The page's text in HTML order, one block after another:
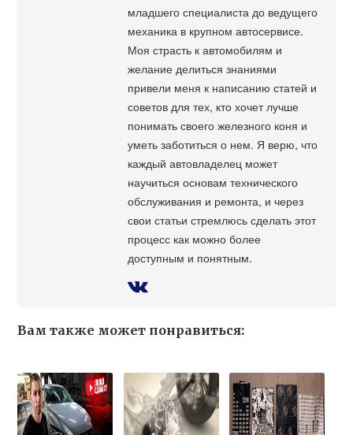
младшего специалиста до ведущего
механика в крупном автосервисе.
Моя страсть к автомобилям и
желание делиться знаниями
привели меня к написанию статей и
советов для тех, кто хочет лучше
понимать своего железного коня и
уметь заботиться о нем. Я верю, что
каждый автовладелец может
научиться основам технического
обслуживания и ремонта, и через
свои статьи стремлюсь сделать этот
процесс как можно более
доступным и понятным.
Вам также может понравиться: